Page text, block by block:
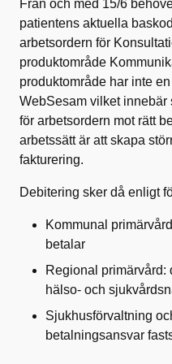
Från och med 15/6
patientens aktuella
arbetsordern för
produktområde
produktområde har inte
WebSesam vilket innebär
för arbetsordern mot rätt
arbetssätt är att skapa
fakturering.
Debitering sker då enligt
Kommunal
betalar
Regional primärvård:
hälso- och
Sjukhusförvaltning
betalningsansvar